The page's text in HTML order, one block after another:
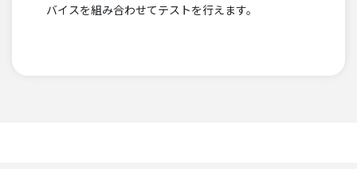
バイスを組み合わせてテストを行えます。